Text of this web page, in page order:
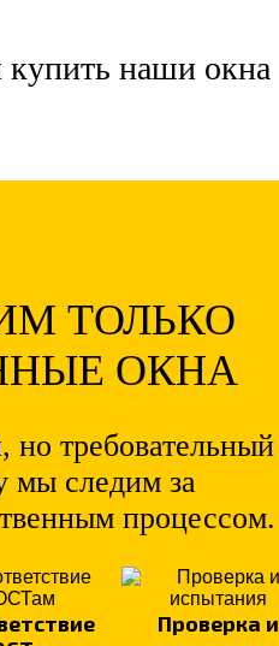
наши окна
ТОЛЬКО
ОКНА
требовательный
мы следим за
процессом.
Проверка и